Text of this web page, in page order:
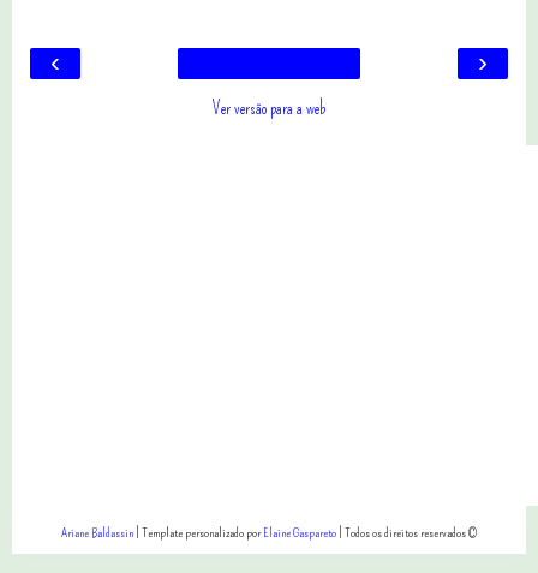
‹ ›
Ver versão para a web
Ariane Baldassin| Template personalizado porElaine Gaspareto| Todos os direitos reservados ©